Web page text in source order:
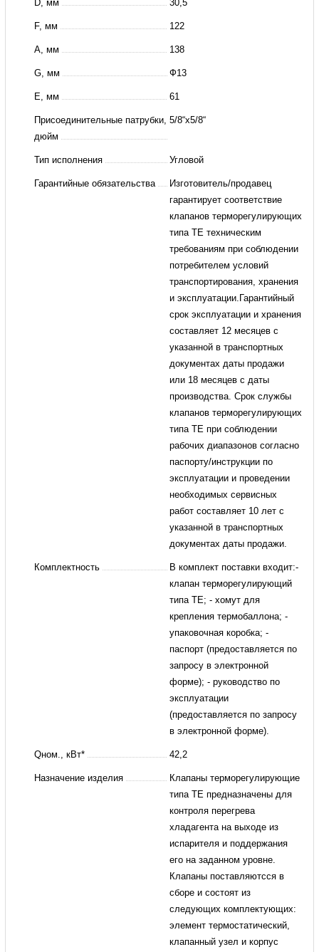
D, мм 30,5
F, мм 122
A, мм 138
G, мм Ф13
E, мм 61
Присоединительные патрубки,
дюйм
5/8“x5/8“
Тип исполнения Угловой
Гарантийные обязательства
Изготовитель/продавец
гарантирует соответствие
клапанов терморегулирующих
типа TE техническим
требованиям при соблюдении
потребителем условий
транспортирования, хранения
и эксплуатации.Гарантийный
срок эксплуатации и хранения
составляет 12 месяцев с
указанной в транспортных
документах даты продажи
или 18 месяцев с даты
производства. Срок службы
клапанов терморегулирующих
типа TE при соблюдении
рабочих диапазонов согласно
паспорту/инструкции по
эксплуатации и проведении
необходимых сервисных
работ составляет 10 лет с
указанной в транспортных
документах даты продажи.
Комплектность
В комплект поставки входит:-
клапан терморегулирующий
типа TE; - хомут для
крепления термобаллона; -
упаковочная коробка; -
паспорт (предоставляется по
запросу в электронной
форме); - руководство по
эксплуатации
(предоставляется по запросу
в электронной форме).
Qном., кВт* 42,2
Назначение изделия
Клапаны терморегулирующие
типа TE предназначены для
контроля перегрева
хладагента на выходе из
испарителя и поддержания
его на заданном уровне.
Клапаны поставляютсся в
сборе и состоят из
следующих комплектующих:
элемент термостатический,
клапанный узел и корпус